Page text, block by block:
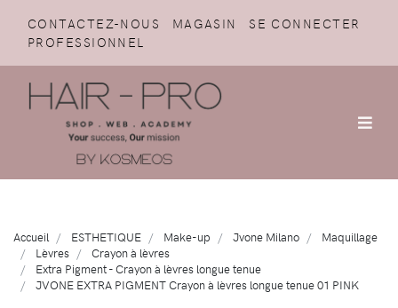
CONTACTEZ-NOUS MAGASIN
SE CONNECTER
PROFESSIONNEL
Accueil ESTHETIQUE Make-up Jvone Milano
Maquillage
Lèvres
Crayon à lèvres
Extra Pigment - Crayon à lèvres longue tenue
JVONE EXTRA PIGMENT Crayon à lèvres longue tenue 01 PINK